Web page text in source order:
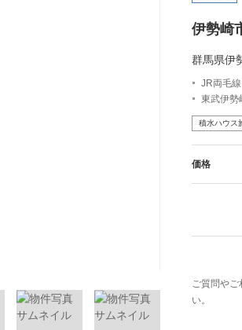
伊勢崎
群馬県伊
JR両毛
東武伊勢
積水ハウス
価格
ご質問やご
い。